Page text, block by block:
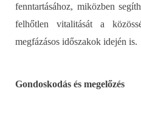
fenntartásához, miközben
felhőtlen vitalitását a
megfázásos időszakok idején is.
Gondoskodás és megelőzés